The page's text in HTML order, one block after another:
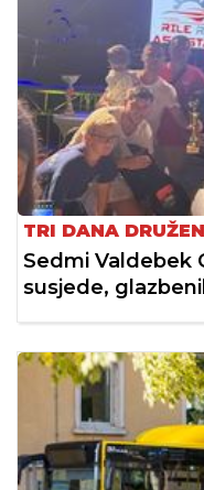
TRI DANA
Sedmi Valdebek
susjede,